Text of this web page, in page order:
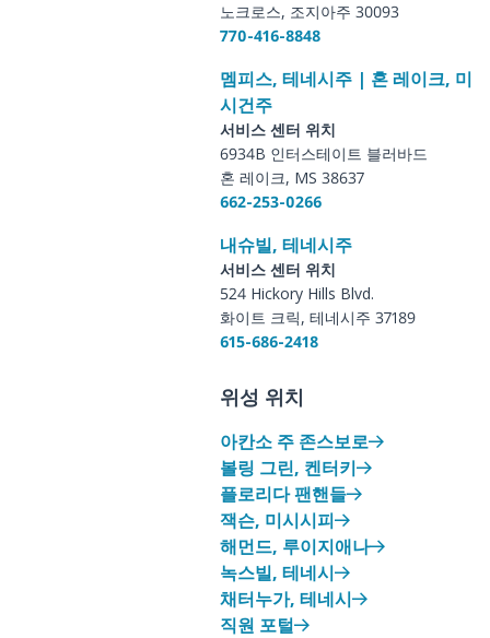
노크로스, 조지아주 30093
770-416-8848
멤피스, 테네시주 | 혼 레이크, 미
시건주
서비스 센터 위치
6934B 인터스테이트 블러바드
혼 레이크, MS 38637
662-253-0266
내슈빌, 테네시주
서비스 센터 위치
524 Hickory Hills Blvd.
화이트 크릭, 테네시주 37189
615-686-2418
위성 위치
아칸소 주 존스보로
볼링 그린, 켄터키
플로리다 팬핸들
잭슨, 미시시피
해먼드, 루이지애나
녹스빌, 테네시
채터누가, 테네시
직원 포털